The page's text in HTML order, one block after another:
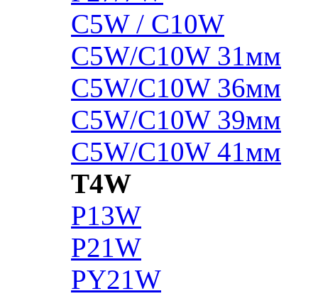
C5W / C10W
C5W/C10W 31мм
C5W/C10W 36мм
C5W/C10W 39мм
C5W/C10W 41мм
T4W
P13W
P21W
PY21W